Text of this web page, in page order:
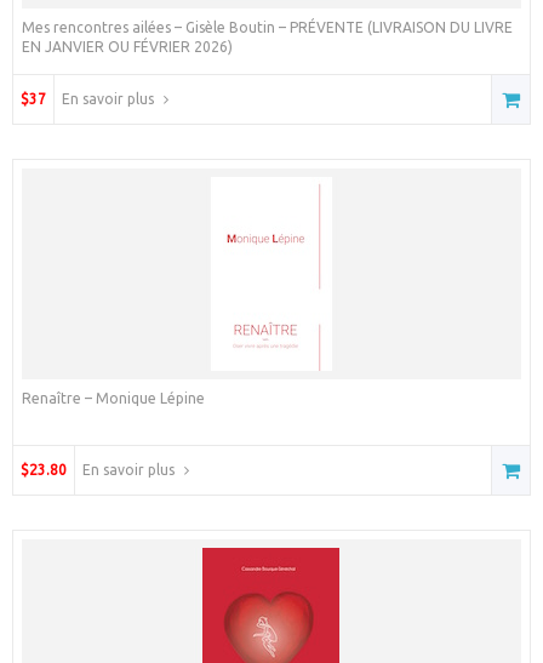
Mes rencontres ailées – Gisèle Boutin – PRÉVENTE (LIVRAISON DU LIVRE
EN JANVIER OU FÉVRIER 2026)
$37 En savoir plus
Renaître – Monique Lépine
$23.80 En savoir plus